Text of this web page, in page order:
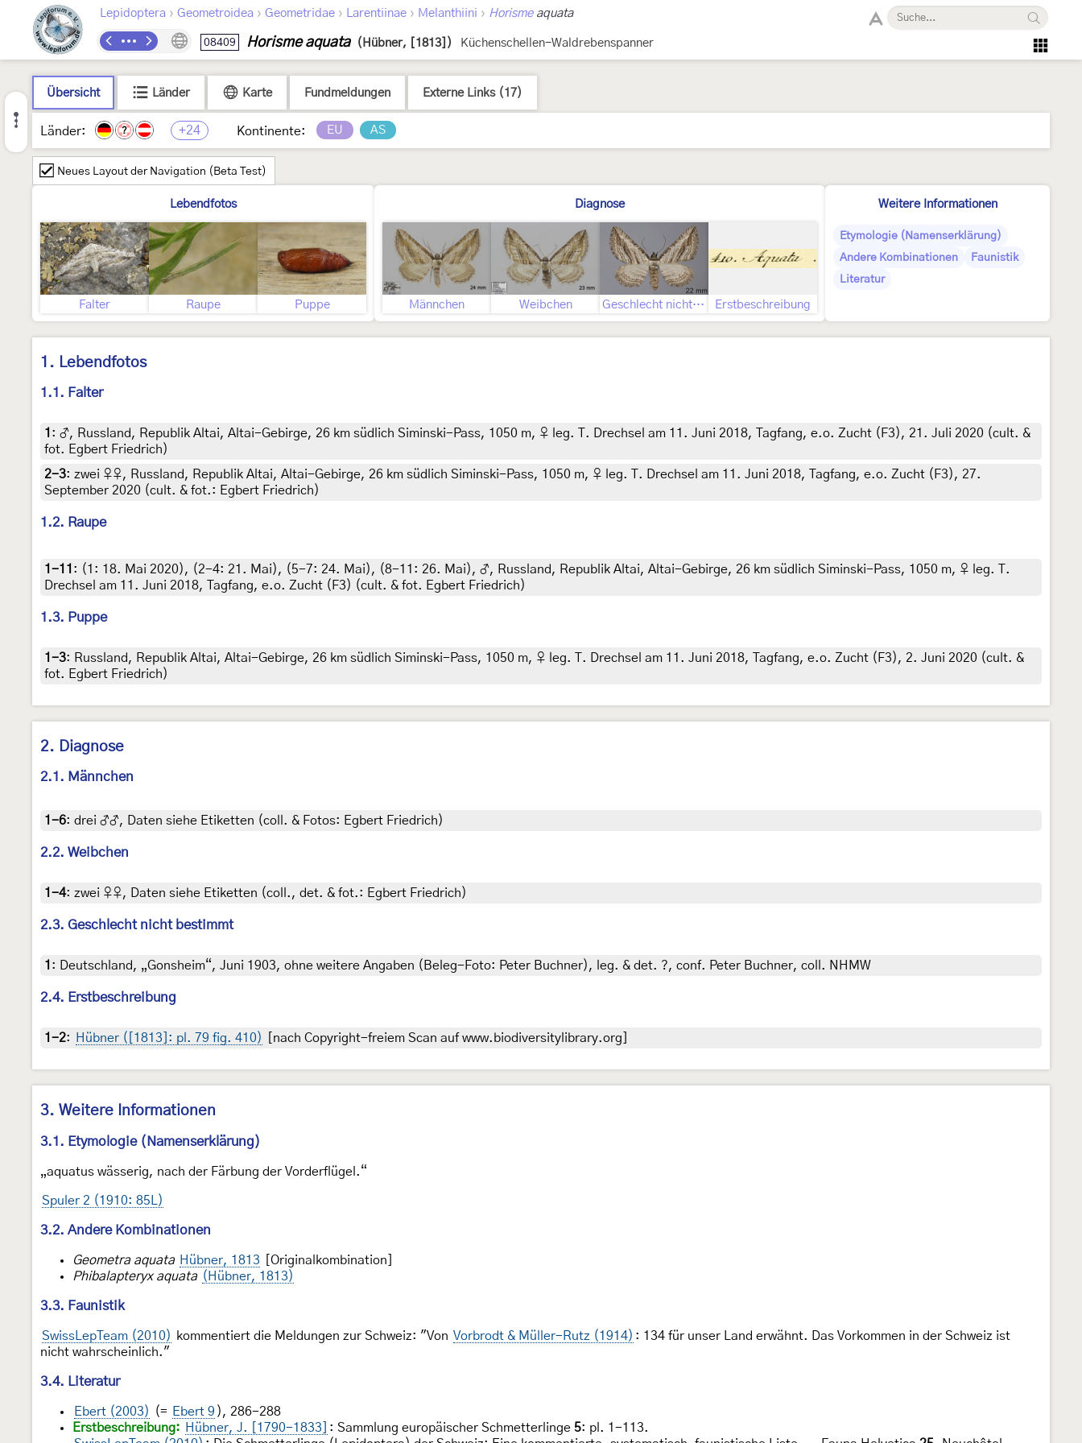
Lepidoptera › Geometroidea › Geometridae › Larentiinae › Melanthiini › Horismeaquata
08409 Horisme aquata (Hübner, [1813]) Küchenschellen-Waldrebenspanner
Übersicht Länder Karte Fundmeldungen Externe Links (17)
Länder: ? +24 Kontinente: EU AS
Neues Layout der Navigation (Beta Test)
Lebendfotos
Falter Raupe Puppe
Diagnose
Männchen Weibchen Geschlecht nicht bestimmt Erstbeschreibung
Weitere Informationen
Etymologie (Namenserklärung)
Andere Kombinationen
Faunistik
Literatur
1. Lebendfotos
1.1. Falter
1 : ♂, Russland, Republik Altai, Altai-Gebirge, 26 km südlich Siminski-Pass, 1050 m, ♀ leg. T. Drechsel am 11. Juni 2018, Tagfang, e.o. Zucht (F3), 21. Juli 2020 (cult. &
fot. Egbert Friedrich)
2-3: zwei ♀♀, Russland, Republik Altai, Altai-Gebirge, 26 km südlich Siminski-Pass, 1050 m, ♀ leg. T. Drechsel am 11. Juni 2018, Tagfang, e.o. Zucht (F3), 27.
September 2020 (cult. & fot.: Egbert Friedrich)
1.2. Raupe
1-11 : (1: 18. Mai 2020), (2-4: 21. Mai), (5-7: 24. Mai), (8-11: 26. Mai), ♂, Russland, Republik Altai, Altai-Gebirge, 26 km südlich Siminski-Pass, 1050 m, ♀ leg. T.
Drechsel am 11. Juni 2018, Tagfang, e.o. Zucht (F3) (cult. & fot. Egbert Friedrich)
1.3. Puppe
1-3: Russland, Republik Altai, Altai-Gebirge, 26 km südlich Siminski-Pass, 1050 m, ♀ leg. T. Drechsel am 11. Juni 2018, Tagfang, e.o. Zucht (F3), 2. Juni 2020 (cult. &
fot. Egbert Friedrich)
2. Diagnose
2.1. Männchen
1-6: drei ♂♂, Daten siehe Etiketten (coll. & Fotos: Egbert Friedrich)
2.2. Weibchen
1-4: zwei ♀♀, Daten siehe Etiketten (coll., det. & fot.: Egbert Friedrich)
2.3. Geschlecht nicht bestimmt
1 : Deutschland, „Gonsheim“, Juni 1903, ohne weitere Angaben (Beleg-Foto: Peter Buchner), leg. & det. ?, conf. Peter Buchner, coll. NHMW
2.4. Erstbeschreibung
1-2: Hübner ([1813]: pl. 79 fig. 410) [nach Copyright-freiem Scan auf www.biodiversitylibrary.org]
3. Weitere Informationen
3.1. Etymologie (Namenserklärung)
„aquatus wässerig, nach der Färbung der Vorderflügel.“
Spuler 2 (1910: 85L)
3.2. Andere Kombinationen
Geometra aquata Hübner, 1813
[Originalkombination]
Phibalapteryx aquata (Hübner, 1813)
3.3. Faunistik
SwissLepTeam (2010) kommentiert die Meldungen zur Schweiz: "Von Vorbrodt & Müller-Rutz (1914) : 134 für unser Land erwähnt. Das Vorkommen in der Schweiz ist
nicht wahrscheinlich."
3.4. Literatur
Ebert (2003) (= Ebert 9 ), 286-288
Erstbeschreibung: Hübner, J. [1790-1833] : Sammlung europäischer Schmetterlinge 5: pl. 1-113.